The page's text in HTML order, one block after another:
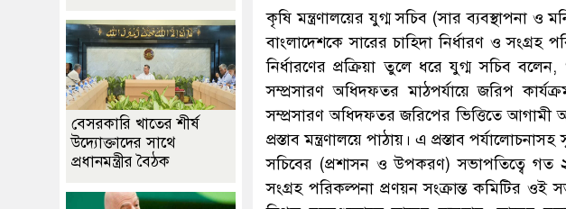
কৃষি মন্ত্রণালয়ের যুগ্ম সচিব (সার ব্যবস্থাপনা
বাংলাদেশকে সারের চাহিদা নির্ধারণ ও সংগ্রহ
নির্ধারণের প্রক্রিয়া তুলে ধরে যুগ্ম সচিব
সম্প্রসারণ অধিদফতর মাঠপর্যায়ে জরিপ
সম্প্রসারণ অধিদফতর জরিপের ভিত্তিতে আগামী
প্রস্তাব মন্ত্রণালয়ে পাঠায়। এ প্রস্তাব
সচিবের (প্রশাসন ও উপকরণ) সভাপতিত্বে গত
সংগ্রহ পরিকল্পনা প্রণয়ন সংক্রান্ত কমিটির ওই
বেসরকারি খাতের শীর্ষ
উদ্যোক্তাদের সাথে
প্রধানমন্ত্রীর বৈঠক